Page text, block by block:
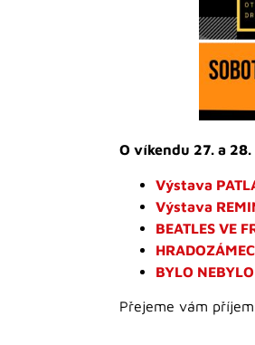
O víkendu 27. a 28.
Výstava
Výstava
BEATLES VE
BYLO
Přejeme vám